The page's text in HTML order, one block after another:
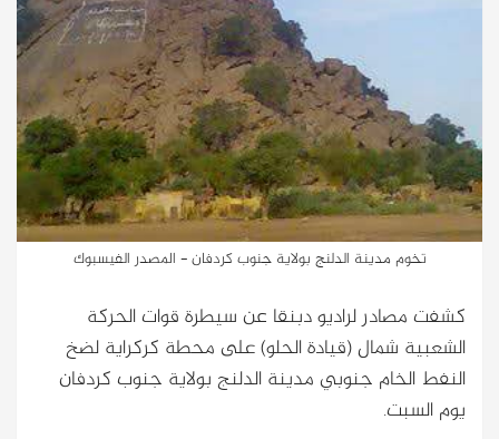
تخوم مدينة الدلنج بولاية جنوب كردفان - المصدر الفيسبوك
كشفت مصادر لراديو دبنقا عن سيطرة قوات الحركة
الشعبية شمال (قيادة الحلو) على محطة كركراية لضخ
النفط الخام جنوبي مدينة الدلنج بولاية جنوب كردفان
يوم السبت.